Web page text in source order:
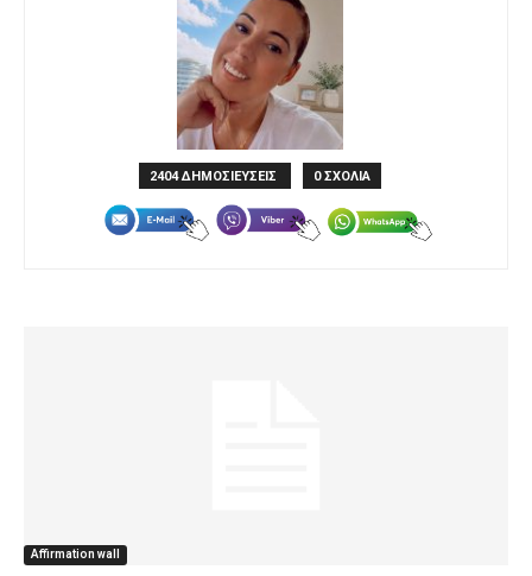
2404 ΔΗΜΟΣΙΕΥΣΕΙΣ 0 ΣΧΟΛΙΑ
Affirmation wall